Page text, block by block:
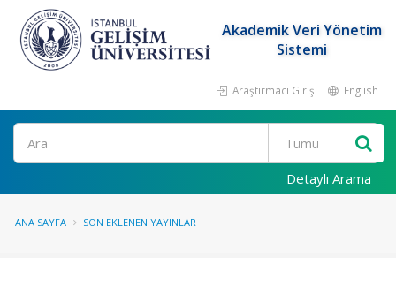
Akademik Veri Yönetim
Sistemi
Araştırmacı Girişi English
Ara
Detaylı Arama
ANA SAYFA SON EKLENEN YAYINLAR